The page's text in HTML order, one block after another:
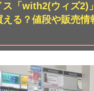
ス「with2(ウィズ2)
える？値段や販売情